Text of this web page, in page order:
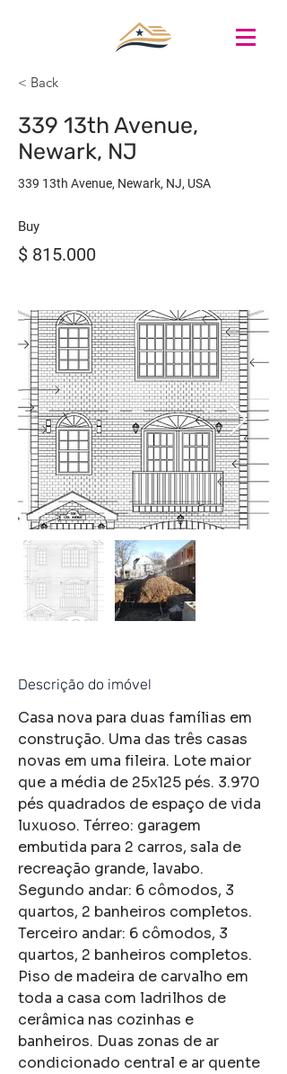
< Back
339 13th Avenue,
Newark, NJ
339 13th Avenue, Newark, NJ, USA
Buy
$ 815.000
Descrição do imóvel
Casa nova para duas famílias em
construção. Uma das três casas
novas em uma fileira. Lote maior
que a média de 25x125 pés. 3.970
pés quadrados de espaço de vida
luxuoso. Térreo: garagem
embutida para 2 carros, sala de
recreação grande, lavabo.
Segundo andar: 6 cômodos, 3
quartos, 2 banheiros completos.
Terceiro andar: 6 cômodos, 3
quartos, 2 banheiros completos.
Piso de madeira de carvalho em
toda a casa com ladrilhos de
cerâmica nas cozinhas e
banheiros. Duas zonas de ar
condicionado central e ar quente